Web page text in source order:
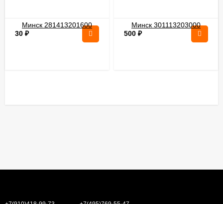
30 ₽ 500 ₽